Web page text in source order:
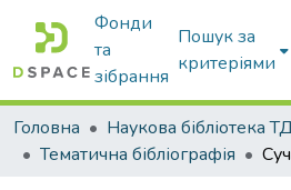
Фонди
та
зібрання
Пошук за
критеріями
Головна
Наукова бібліотека
Тематична бібліографія